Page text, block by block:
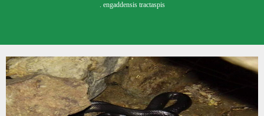
engaddensis tractaspis .